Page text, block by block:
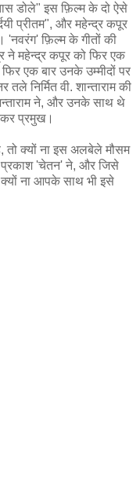
डोले" इस फ़िल्म के दो ऐसे
प्रीतम", और महेन्द्र कपूर
'नवरंग' फ़िल्म के गीतों की
ने महेन्द्र कपूर को फिर एक
एक बार उनके उम्मीदों पर
निर्मित वी. शान्ताराम की
ने, और उनके साथ थे
प्रमुख।
तो क्यों ना इस अलबेले मौसम
प्रकाश 'चेतन' ने, और जिसे
क्यों ना आपके साथ भी इसे